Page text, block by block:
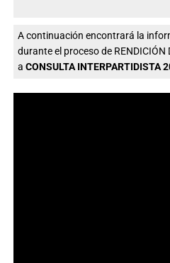
A continuación encontrará la
durante el proceso de RENDICIÓN
a CONSULTA INTERPARTIDISTA